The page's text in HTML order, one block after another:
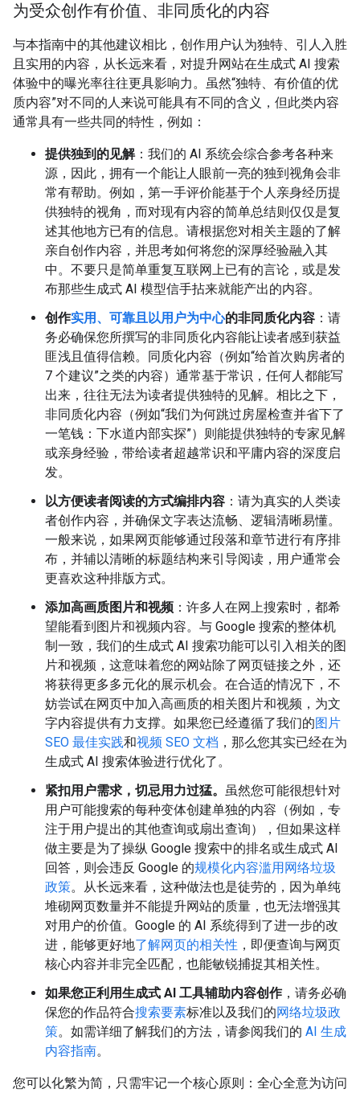
为受众创作有价值、非同质化的内容
与本指南中的其他建议相比，创作用户认为独特、引人入胜
且实用的内容，从长远来看，对提升网站在生成式 AI 搜索
体验中的曝光率往往更具影响力。虽然“独特、有价值的优
质内容”对不同的人来说可能具有不同的含义，但此类内容
通常具有一些共同的特性，例如：
提供独到的见解：我们的 AI 系统会综合参考各种来
源，因此，拥有一个能让人眼前一亮的独到视角会非
常有帮助。例如，第一手评价能基于个人亲身经历提
供独特的视角，而对现有内容的简单总结则仅仅是复
述其他地方已有的信息。请根据您对相关主题的了解
亲自创作内容，并思考如何将您的深厚经验融入其
中。不要只是简单重复互联网上已有的言论，或是发
布那些生成式 AI 模型信手拈来就能产出的内容。
创作实用、可靠且以用户为中心的非同质化内容 ：请
务必确保您所撰写的非同质化内容能让读者感到获益
匪浅且值得信赖。同质化内容（例如“给首次购房者的
7 个建议”之类的内容）通常基于常识，任何人都能写
出来，往往无法为读者提供独特的见解。相比之下，
非同质化内容（例如“我们为何跳过房屋检查并省下了
一笔钱：下水道内部实探”）则能提供独特的专家见解
或亲身经验，带给读者超越常识和平庸内容的深度启
发。
以方便读者阅读的方式编排内容 ：请为真实的人类读
者创作内容，并确保文字表达流畅、逻辑清晰易懂。
一般来说，如果网页能够通过段落和章节进行有序排
布，并辅以清晰的标题结构来引导阅读，用户通常会
更喜欢这种排版方式。
添加高画质图片和视频 ：许多人在网上搜索时，都希
望能看到图片和视频内容。与 Google 搜索的整体机
制一致，我们的生成式 AI 搜索功能可以引入相关的图
片和视频，这意味着您的网站除了网页链接之外，还
将获得更多多元化的展示机会。在合适的情况下，不
妨尝试在网页中加入高画质的相关图片和视频，为文
字内容提供有力支撑。如果您已经遵循了我们的图片
SEO 最佳实践和视频 SEO 文档 ，那么您其实已经在为
生成式 AI 搜索体验进行优化了。
紧扣用户需求，切忌用力过猛。 虽然您可能很想针对
用户可能搜索的每种变体创建单独的内容（例如，专
注于用户提出的其他查询或扇出查询），但如果这样
做主要是为了操纵 Google 搜索中的排名或生成式 AI
回答，则会违反 Google 的规模化内容滥用网络垃圾
政策。从长远来看，这种做法也是徒劳的，因为单纯
堆砌网页数量并不能提升网站的质量，也无法增强其
对用户的价值。Google 的 AI 系统得到了进一步的改
进，能够更好地了解网页的相关性 ，即便查询与网页
核心内容并非完全匹配，也能敏锐捕捉其相关性。
如果您正利用生成式 AI 工具辅助内容创作，请务必确
保您的作品符合搜索要素标准以及我们的网络垃圾政
策。如需详细了解我们的方法，请参阅我们的 AI 生成
内容指南。
您可以化繁为简，只需牢记一个核心原则：全心全意为访问